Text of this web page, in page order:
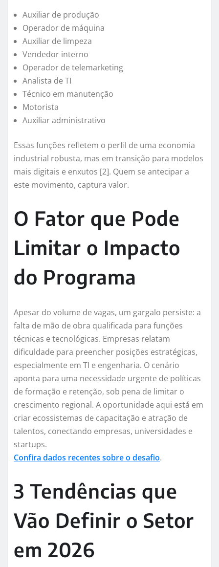
Auxiliar de produção
Operador de máquina
Auxiliar de limpeza
Vendedor interno
Operador de telemarketing
Analista de TI
Técnico em manutenção
Motorista
Auxiliar administrativo
Essas funções refletem o perfil de uma economia
industrial robusta, mas em transição para modelos
mais digitais e enxutos [2]. Quem se antecipar a
este movimento, captura valor.
O Fator que Pode
Limitar o Impacto
do Programa
Apesar do volume de vagas, um gargalo persiste: a
falta de mão de obra qualificada para funções
técnicas e tecnológicas. Empresas relatam
dificuldade para preencher posições estratégicas,
especialmente em TI e engenharia. O cenário
aponta para uma necessidade urgente de políticas
de formação e retenção, sob pena de limitar o
crescimento regional. A oportunidade aqui está em
criar ecossistemas de capacitação e atração de
talentos, conectando empresas, universidades e
startups.
Confira dados recentes sobre o desafio.
3 Tendências que
Vão Definir o Setor
em 2026